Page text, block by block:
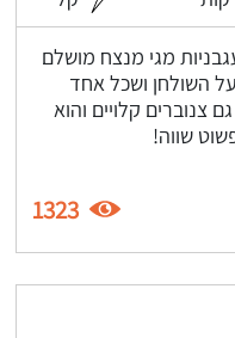
מגי מנצח מושלם
השולחן ושכל אחד
צנוברים קלויים והוא
שווה!
1323